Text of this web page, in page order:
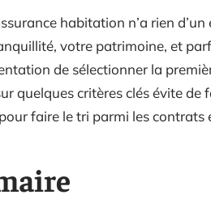
habitation n’a rien
votre patrimoine, et
de sélectionner la
quelques critères clés évite de
faire le tri parmi les contrats